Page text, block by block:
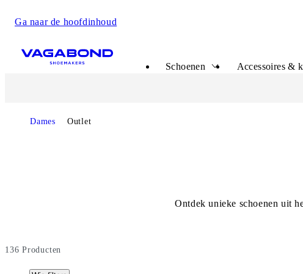
Ga naar de hoofdinhoud
Schoenen
Accessoires &
Start page
Dames Outlet
Ontdek unieke schoenen uit
136 Producten